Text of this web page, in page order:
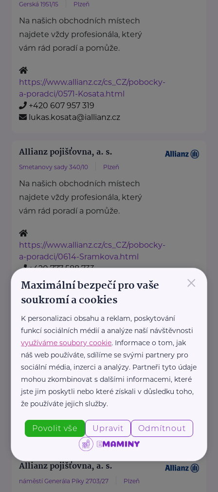
Gerská 1951/15 Plzeň
Na našich obchodních místech
najdete vždy profesionála, který
vám rád poradí a pomůže.
https://www.allianz.cz/cs_CZ/pobocky-
a-poradci/0571-Kosata.html
+420 607 957 319
lukas.kosata@iallianz.cz
Allianz pojišťovna, a. s.
Smetanovy sady 340/10 Plzeň
Na našich obchodních místech
najdete vždy profesionála, který
vám rád poradí a pomůže.
https://www.allianz.cz/cs_CZ/pobocky-
a-poradci/0614-Sramkova.html
+420 777 588 733
jindriska.sramkova@iallianz.cz
Allianz pojišťovna, a. s.
Jagellonská 270/24 Plzeň
Na našich obchodních místech
najdete vždy profesionála, který
vám rád poradí a pomůže.
https://www.allianz.cz/cs_CZ/pobocky-
a-poradci/0655-Kosatova.html
zdenka.kosatova@iallianz.cz
Allianz pojišťovna, a. s.
náměstí Generála Píky 2703/27 Plzeň
×
Maximální bezpečí pro vaše
soukromí a cookies
K personalizaci obsahu a reklam, poskytování
funkcí sociálních médií a analýze naší návštěvnosti
využíváme soubory cookie. Informace o tom, jak
náš web používáte, sdílíme se svými partnery pro
sociální média, inzerci a analýzy. Partneři tyto údaje
mohou zkombinovat s dalšími informacemi, které
jste jim poskytli nebo které získali v důsledku toho,
že používáte jejich služby.
Povolit vše Upravit Odmítnout